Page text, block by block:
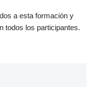
a esta formación y
todos los participantes.